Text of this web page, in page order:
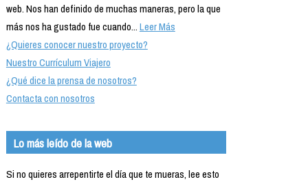
web. Nos han definido de muchas maneras, pero la que
más nos ha gustado fue cuando...Leer Más
¿Quieres conocer nuestro proyecto?
Nuestro Currículum Viajero
¿Qué dice la prensa de nosotros?
Contacta con nosotros
Lo más leído de la web
Si no quieres arrepentirte el día que te mueras, lee esto